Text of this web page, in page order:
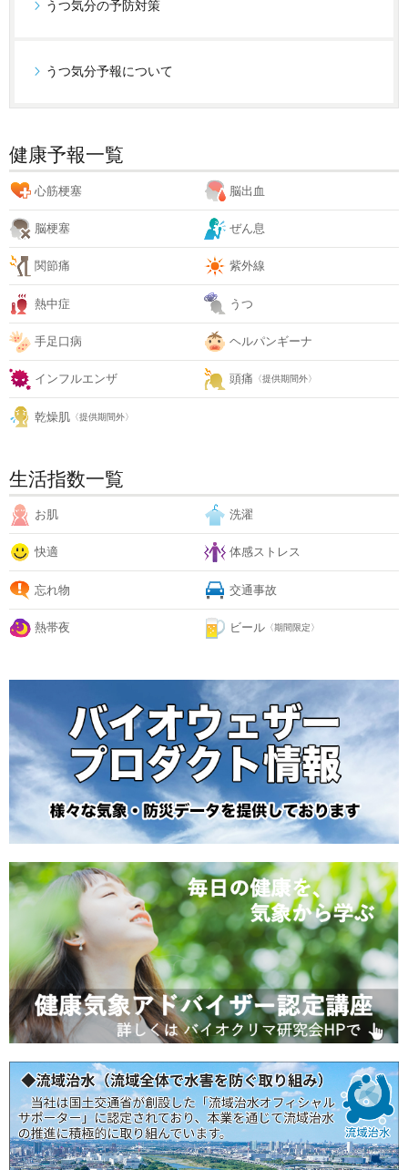
うつ気分の予防対策
うつ気分予報について
健康予報一覧
心筋梗塞 脳出血
脳梗塞 ぜん息
関節痛 紫外線
熱中症 うつ
手足口病 ヘルパンギーナ
インフルエンザ 頭痛 〈提供期間外〉
乾燥肌 〈提供期間外〉
生活指数一覧
お肌 洗濯
快適 体感ストレス
忘れ物 交通事故
熱帯夜 ビール 〈期間限定〉